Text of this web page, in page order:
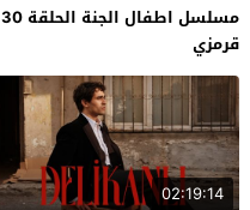
مسلسل اطفال الجنة الحلقة 30
قرمزي
02:19:14